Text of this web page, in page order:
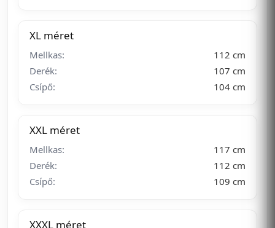
XL méret
Mellkas:
112 cm
Derék:
107 cm
Csípő:
104 cm
XXL méret
Mellkas:
117 cm
Derék:
112 cm
Csípő:
109 cm
XXXL méret